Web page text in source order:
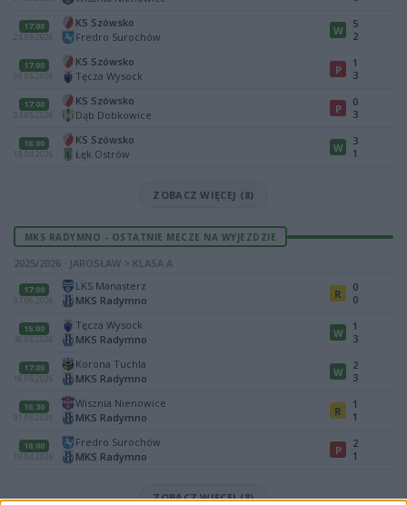
17:00
24.05.2026
KS Szówsko
Fredro Surochów
W
5
2
17:00
09.05.2026
KS Szówsko
Tęcza Wysock
P
1
3
17:00
03.05.2026
KS Szówsko
Dąb Dobkowice
P
0
3
16:00
19.04.2026
KS Szówsko
Łęk Ostrów
W
3
1
ZOBACZ WIĘCEJ (8)
MKS RADYMNO - OSTATNIE MECZE NA WYJEZDZIE
2025/2026 · JAROSŁAW > KLASA A
17:00
07.06.2026
LKS Manasterz
MKS Radymno
R
0
0
15:00
30.05.2026
Tęcza Wysock
MKS Radymno
W
1
3
17:00
16.05.2026
Korona Tuchla
MKS Radymno
W
2
3
16:30
01.05.2026
Wisznia Nienowice
MKS Radymno
R
1
1
16:00
19.04.2026
Fredro Surochów
MKS Radymno
P
2
1
ZOBACZ WIĘCEJ (8)